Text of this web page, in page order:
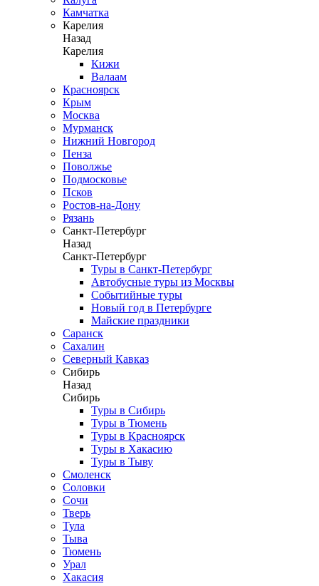
Камчатка
Карелия
Назад
Карелия
Кижи
Валаам
Красноярск
Крым
Москва
Мурманск
Нижний Новгород
Пенза
Поволжье
Подмосковье
Псков
Ростов-на-Дону
Рязань
Санкт-Петербург
Назад
Санкт-Петербург
Туры в Санкт-Петербург
Автобусные туры из Москвы
Событийные туры
Новый год в Петербурге
Майские праздники
Саранск
Сахалин
Северный Кавказ
Сибирь
Назад
Сибирь
Туры в Сибирь
Туры в Тюмень
Туры в Красноярск
Туры в Хакасию
Туры в Тыву
Смоленск
Соловки
Сочи
Тверь
Тула
Тыва
Тюмень
Урал
Хакасия